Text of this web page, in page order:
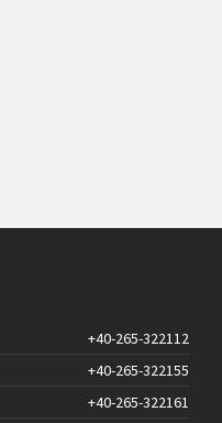
+40-265-322112
+40-265-322155
+40-265-322161